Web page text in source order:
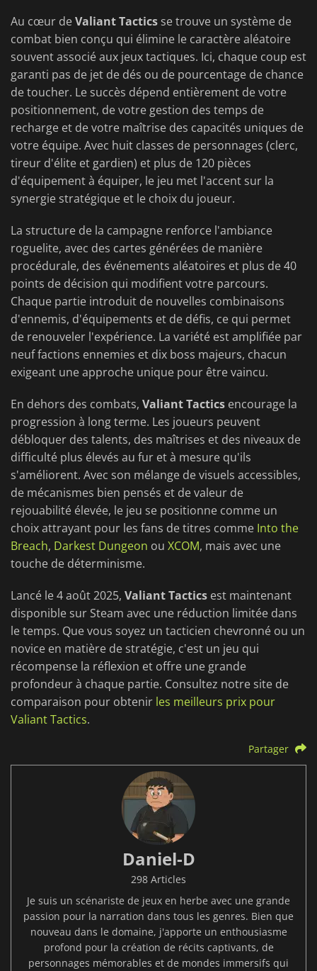
Au cœur deValiant Tactics se trouve un système de
combat bien conçu qui élimine le caractère aléatoire
souvent associé aux jeux tactiques. Ici, chaque coup est
garanti pas de jet de dés ou de pourcentage de chance
de toucher. Le succès dépend entièrement de votre
positionnement, de votre gestion des temps de
recharge et de votre maîtrise des capacités uniques de
votre équipe. Avec huit classes de personnages (clerc,
tireur d'élite et gardien) et plus de 120 pièces
d'équipement à équiper, le jeu met l'accent sur la
synergie stratégique et le choix du joueur.
La structure de la campagne renforce l'ambiance
roguelite, avec des cartes générées de manière
procédurale, des événements aléatoires et plus de 40
points de décision qui modifient votre parcours.
Chaque partie introduit de nouvelles combinaisons
d'ennemis, d'équipements et de défis, ce qui permet
de renouveler l'expérience. La variété est amplifiée par
neuf factions ennemies et dix boss majeurs, chacun
exigeant une approche unique pour être vaincu.
En dehors des combats, Valiant Tactics encourage la
progression à long terme. Les joueurs peuvent
débloquer des talents, des maîtrises et des niveaux de
difficulté plus élevés au fur et à mesure qu'ils
s'améliorent. Avec son mélange de visuels accessibles,
de mécanismes bien pensés et de valeur de
rejouabilité élevée, le jeu se positionne comme un
choix attrayant pour les fans de titres comme Into the
Breach, Darkest Dungeon ou XCOM, mais avec une
touche de déterminisme.
Lancé le 4 août 2025, Valiant Tactics est maintenant
disponible sur Steam avec une réduction limitée dans
le temps. Que vous soyez un tacticien chevronné ou un
novice en matière de stratégie, c'est un jeu qui
récompense la réflexion et offre une grande
profondeur à chaque partie. Consultez notre site de
comparaison pour obtenir les meilleurs prix pour
Valiant Tactics.
Partager
Daniel-D
298 Articles
Je suis un scénariste de jeux en herbe avec une grande
passion pour la narration dans tous les genres. Bien que
nouveau dans le domaine, j'apporte un enthousiasme
profond pour la création de récits captivants, de
personnages mémorables et de mondes immersifs qui